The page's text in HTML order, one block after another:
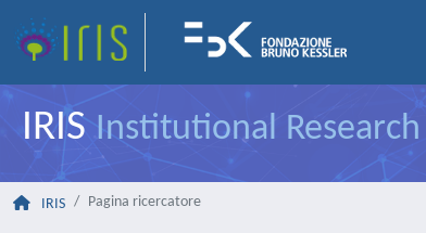
IRISInstitutional
IRIS Pagina ricercatore